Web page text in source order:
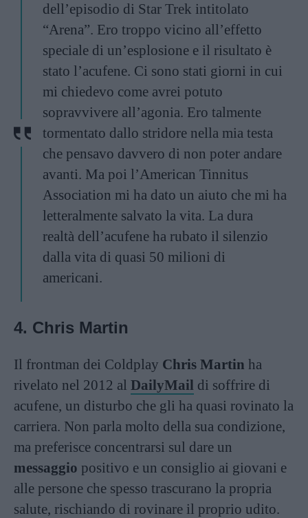
dell’episodio di Star Trek intitolato
“Arena”. Ero troppo vicino all’effetto
speciale di un’esplosione e il risultato è
stato l’acufene. Ci sono stati giorni in cui
mi chiedevo come avrei potuto
sopravvivere all’agonia. Ero talmente
tormentato dallo stridore nella mia testa
che pensavo davvero di non poter andare
avanti. Ma poi l’American Tinnitus
Association mi ha dato un aiuto che mi ha
letteralmente salvato la vita. La dura
realtà dell’acufene ha rubato il silenzio
dalla vita di quasi 50 milioni di
americani.
4. Chris Martin
Il frontman dei Coldplay Chris Martin ha
rivelato nel 2012 al DailyMail di soffrire di
acufene, un disturbo che gli ha quasi rovinato la
carriera. Non parla molto della sua condizione,
ma preferisce concentrarsi sul dare un
messaggio positivo e un consiglio ai giovani e
alle persone che spesso trascurano la propria
salute, rischiando di rovinare il proprio udito.